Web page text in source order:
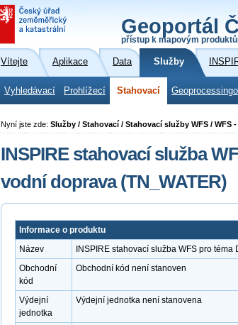
Geoportál
přístup k mapovým
Vítejte Aplikace Data Služby
Vyhledávací Prohlížecí Stahovací
Nyní jste zde: Služby / Stahovací / Stahovací služby WFS / WFS
INSPIRE stahovací služba
vodní doprava (TN_WATER)
Informace o produktu
Název
INSPIRE stahovací služba WFS pro
Obchodní
kód
Obchodní kód není stanoven
Výdejní
jednotka
Výdejní jednotka není stanovena